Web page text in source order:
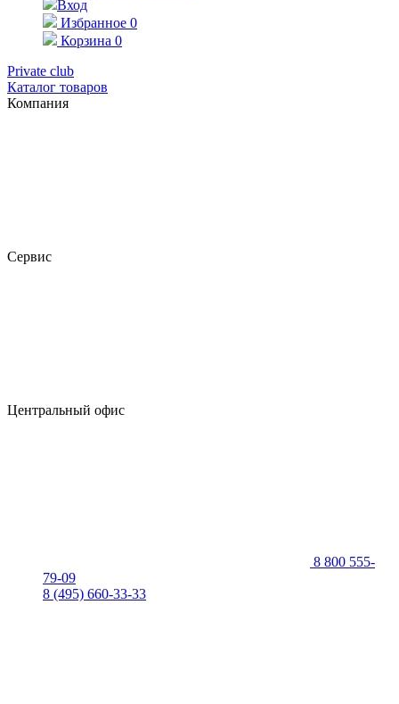
Вход
Избранное 0
Корзина 0
Private club
Каталог товаров
Компания
Сервис
Центральный офис
8 800 555-
79-09
8 (495) 660-33-33